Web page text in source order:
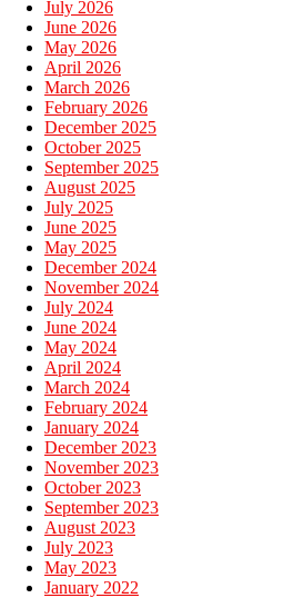
July 2026
June 2026
May 2026
April 2026
March 2026
February 2026
December 2025
October 2025
September 2025
August 2025
July 2025
June 2025
May 2025
December 2024
November 2024
July 2024
June 2024
May 2024
April 2024
March 2024
February 2024
January 2024
December 2023
November 2023
October 2023
September 2023
August 2023
July 2023
May 2023
January 2022